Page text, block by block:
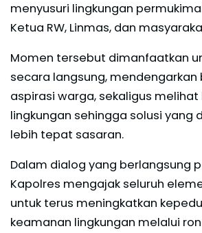
menyusuri lingkungan
Ketua RW, Linmas, dan
Momen tersebut dimanfaatkan
secara langsung, mendengarkan
aspirasi warga, sekaligus melihat
lingkungan sehingga solusi yang
lebih tepat sasaran.
Dalam dialog yang berlangsung
Kapolres mengajak seluruh
untuk terus meningkatkan
keamanan lingkungan melalui